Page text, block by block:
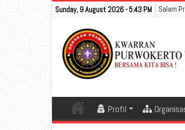
Sunday, 9 August 2026 - 5:43 PM Salam
Profil